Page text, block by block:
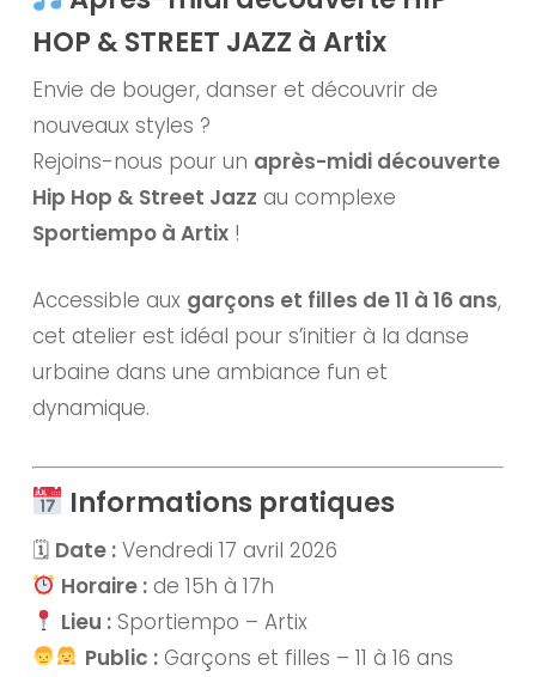
HOP & STREET JAZZ à Artix
Envie de bouger, danser et découvrir de
nouveaux styles ?
Rejoins-nous pour un après-midi découverte
Hip Hop & Street Jazz au complexe
Sportiempo à Artix!
Accessible aux garçons et filles de 11 à 16 ans,
cet atelier est idéal pour s’initier à la danse
urbaine dans une ambiance fun et
dynamique.
Informations pratiques
🗓 Date :Vendredi 17 avril 2026
Horaire : de 15h à 17h
Lieu : Sportiempo – Artix
Public :Garçons et filles – 11 à 16 ans